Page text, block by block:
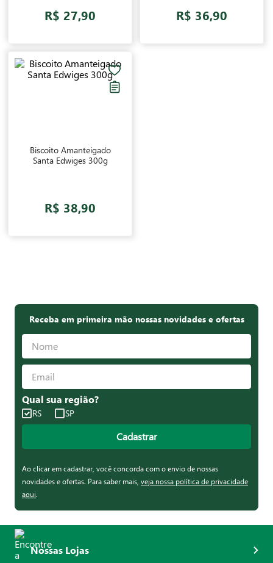
R$ 27,90 R$ 36,90
Biscoito Amanteigado
Santa Edwiges 300g
R$ 38,90
Receba em primeira mão nossas novidades e ofertas
Qual sua região?
RS SP
Cadastrar
Ao clicar em cadastrar, você concorda com o envio de nossas
novidades e ofertas. Para saber mais, veja nossa política de privacidade
aqui.
Nossas Lojas